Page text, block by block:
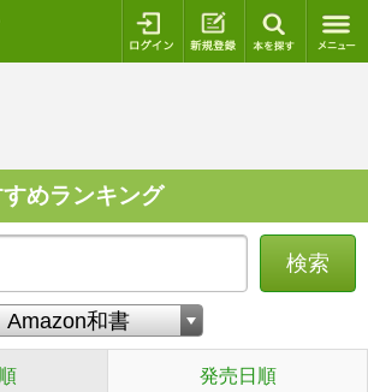
ログイン 新規登録
めランキング
検索
発売日順